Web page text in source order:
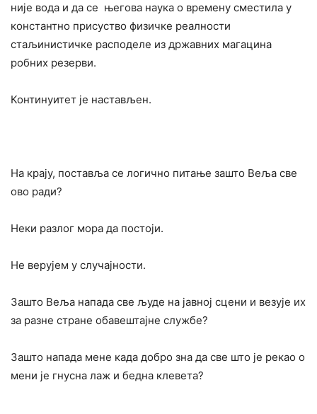
није вода и да се његова наука о времену сместила у
константно присуство физичке реалности
стаљинистичке расподеле из државних магацина
робних резерви.
Континуитет је настављен.
На крају, поставља се логично питање зашто Веља све
ово ради?
Неки разлог мора да постоји.
Не верујем у случајности.
Зашто Веља напада све људе на јавној сцени и везује их
за разне стране обавештајне службе?
Зашто напада мене када добро зна да све што је рекао о
мени је гнусна лаж и бедна клевета?